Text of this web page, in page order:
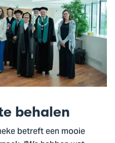
behalen
betreft een mooie